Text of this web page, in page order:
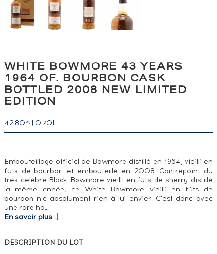
WHITE BOWMORE 43 YEARS
1964 OF. BOURBON CASK
BOTTLED 2008 NEW LIMITED
EDITION
42.80% | 0.70L
Embouteillage officiel de Bowmore distillé en 1964, vieilli en
fûts de bourbon et embouteillé en 2008. Contrepoint du
très célèbre Black Bowmore vieilli en fûts de sherry distillé
la même année, ce White Bowmore vieilli en fûts de
bourbon n'a absolument rien à lui envier. C'est donc avec
une rare ha…
En savoir plus
DESCRIPTION DU LOT